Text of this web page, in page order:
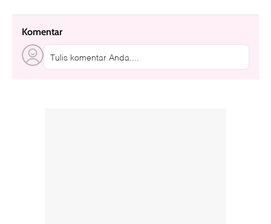
Komentar
Tulis komentar Anda....